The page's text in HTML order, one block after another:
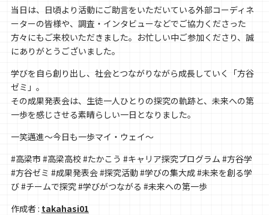
当日は、日頃より活動にご助言をいただいている外部コーディネ
ーターの皆様や、調査・インタビューなどでご協力くださった
方々にもご来校いただきました。お忙しい中ご参加くださり、誠
にありがとうございました。
学びを自ら創り出し、社会とつながりながら成長していく「方谷
ゼミ」。
その成果発表会は、生徒一人ひとりの探究の軌跡と、未来への第
一歩を感じさせる素晴らしい一日となりました。
一笑邁進〜今日も一歩マイ・ウェイ〜
#高梁市 #高梁高校 #たかこう #キャリア探究プログラム #方谷学
#方谷ゼミ #成果発表会 #探究活動 #学びの集大成 #未来を創る学
び #チームで探究 #学びがつながる #未来への第一歩
作成者 : takahasi01